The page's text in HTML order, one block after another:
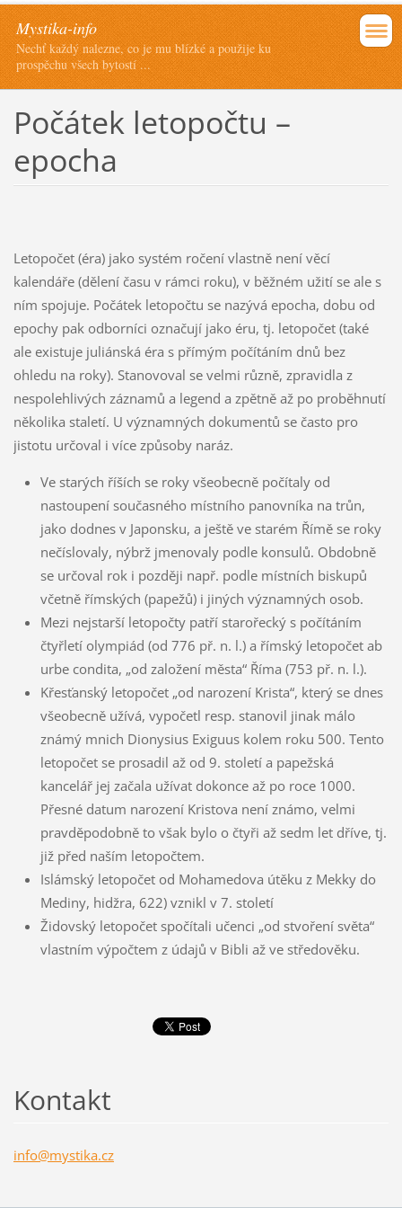
Mystika-info
Nechť každý nalezne, co je mu blízké a použije ku
prospěchu všech bytostí ...
Počátek letopočtu –
epocha
Letopočet (éra) jako systém ročení vlastně není věcí
kalendáře (dělení času v rámci roku), v běžném užití se ale s
ním spojuje. Počátek letopočtu se nazývá epocha, dobu od
epochy pak odborníci označují jako éru, tj. letopočet (také
ale existuje juliánská éra s přímým počítáním dnů bez
ohledu na roky). Stanovoval se velmi různě, zpravidla z
nespolehlivých záznamů a legend a zpětně až po proběhnutí
několika staletí. U významných dokumentů se často pro
jistotu určoval i více způsoby naráz.
Ve starých říších se roky všeobecně počítaly od
nastoupení současného místního panovníka na trůn,
jako dodnes v Japonsku, a ještě ve starém Římě se roky
nečíslovaly, nýbrž jmenovaly podle konsulů. Obdobně
se určoval rok i později např. podle místních biskupů
včetně římských (papežů) i jiných významných osob.
Mezi nejstarší letopočty patří starořecký s počítáním
čtyřletí olympiád (od 776 př. n. l.) a římský letopočet ab
urbe condita, „od založení města“ Říma (753 př. n. l.).
Křesťanský letopočet „od narození Krista“, který se dnes
všeobecně užívá, vypočetl resp. stanovil jinak málo
známý mnich Dionysius Exiguus kolem roku 500. Tento
letopočet se prosadil až od 9. století a papežská
kancelář jej začala užívat dokonce až po roce 1000.
Přesné datum narození Kristova není známo, velmi
pravděpodobně to však bylo o čtyři až sedm let dříve, tj.
již před naším letopočtem.
Islámský letopočet od Mohamedova útěku z Mekky do
Mediny, hidžra, 622) vznikl v 7. století
Židovský letopočet spočítali učenci „od stvoření světa“
vlastním výpočtem z údajů v Bibli až ve středověku.
Kontakt
info@mystika.cz